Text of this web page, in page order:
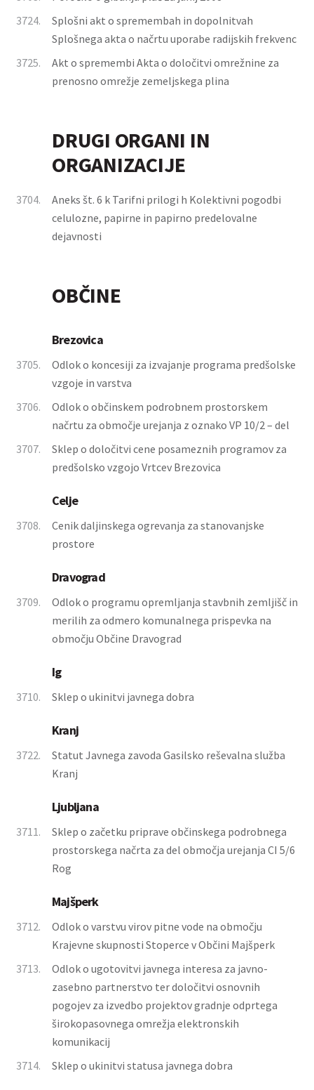
3724.
Splošni akt o spremembah in dopolnitvah
Splošnega akta o načrtu uporabe radijskih frekvenc
3725.
Akt o spremembi Akta o določitvi omrežnine za
prenosno omrežje zemeljskega plina
DRUGI ORGANI IN
ORGANIZACIJE
3704.
Aneks št. 6 k Tarifni prilogi h Kolektivni pogodbi
celulozne, papirne in papirno predelovalne
dejavnosti
OBČINE
Brezovica
3705.
Odlok o koncesiji za izvajanje programa predšolske
vzgoje in varstva
3706.
Odlok o občinskem podrobnem prostorskem
načrtu za območje urejanja z oznako VP 10/2 – del
3707.
Sklep o določitvi cene posameznih programov za
predšolsko vzgojo Vrtcev Brezovica
Celje
3708.
Cenik daljinskega ogrevanja za stanovanjske
prostore
Dravograd
3709.
Odlok o programu opremljanja stavbnih zemljišč in
merilih za odmero komunalnega prispevka na
območju Občine Dravograd
Ig
3710. Sklep o ukinitvi javnega dobra
Kranj
3722.
Statut Javnega zavoda Gasilsko reševalna služba
Kranj
Ljubljana
3711.
Sklep o začetku priprave občinskega podrobnega
prostorskega načrta za del območja urejanja CI 5/6
Rog
Majšperk
3712.
Odlok o varstvu virov pitne vode na območju
Krajevne skupnosti Stoperce v Občini Majšperk
3713.
Odlok o ugotovitvi javnega interesa za javno-
zasebno partnerstvo ter določitvi osnovnih
pogojev za izvedbo projektov gradnje odprtega
širokopasovnega omrežja elektronskih
komunikacij
3714.
Sklep o ukinitvi statusa javnega dobra